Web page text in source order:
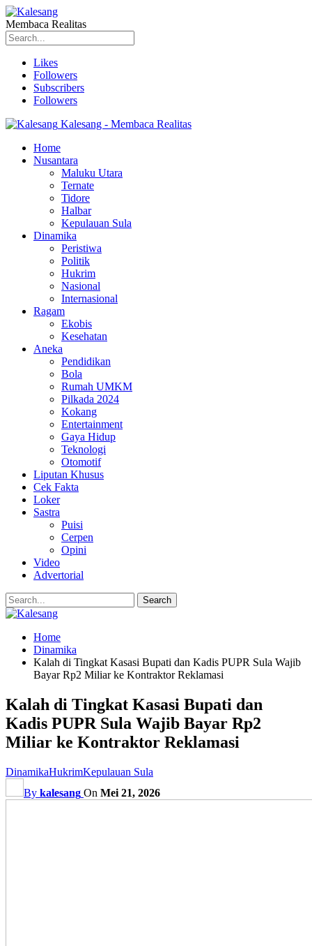
Membaca Realitas
Likes
Followers
Subscribers
Followers
Kalesang - Membaca Realitas
Home
Nusantara
Maluku Utara
Ternate
Tidore
Halbar
Kepulauan Sula
Dinamika
Peristiwa
Politik
Hukrim
Nasional
Internasional
Ragam
Ekobis
Kesehatan
Aneka
Pendidikan
Bola
Rumah UMKM
Pilkada 2024
Kokang
Entertainment
Gaya Hidup
Teknologi
Otomotif
Liputan Khusus
Cek Fakta
Loker
Sastra
Puisi
Cerpen
Opini
Video
Advertorial
Home
Dinamika
Kalah di Tingkat Kasasi Bupati dan Kadis PUPR Sula Wajib
Bayar Rp2 Miliar ke Kontraktor Reklamasi
Kalah di Tingkat Kasasi Bupati dan
Kadis PUPR Sula Wajib Bayar Rp2
Miliar ke Kontraktor Reklamasi
DinamikaHukrimKepulauan Sula
By kalesang On Mei 21, 2026